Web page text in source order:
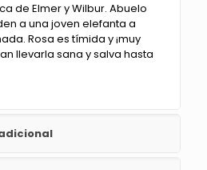
de Elmer y Wilbur. Abuelo
a una joven elefanta a
Rosa es tímida y ¡muy
llevarla sana y salva hasta